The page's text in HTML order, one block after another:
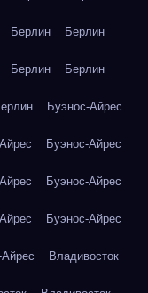
Берлин Берлин
Берлин Берлин
Буэнос-Айрес
Буэнос-Айрес
Буэнос-Айрес
Буэнос-Айрес
Владивосток